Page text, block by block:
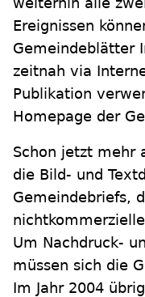
Ereignissen
Gemeindeblätter
zeitnah via
Publikation
Homepage der
Schon jetzt mehr
die Bild- und
Gemeindebriefs,
Um Nachdruck-
müssen sich die
Im Jahr 2004